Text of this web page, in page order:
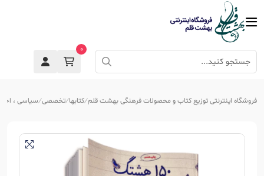
0
فروشگاه اینترنتی توزیع کتاب و محصولات فرهنگی بهشت قلم کتابها تخصصی سیاسی ،